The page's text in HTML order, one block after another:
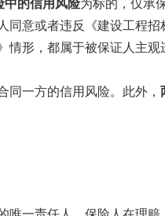
中的信用风险为标的，仅承
同意或者违反《建设工程
形，都属于被保证人主观
同一方的信用风险。此外，